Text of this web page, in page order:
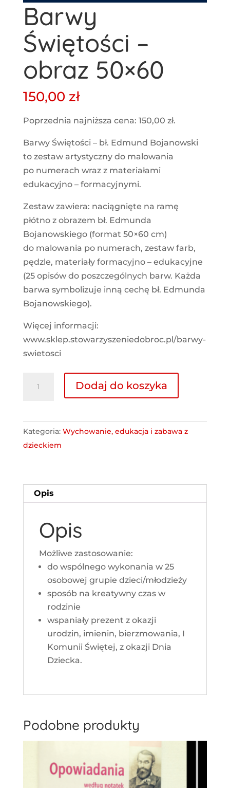
Barwy
Świętości –
obraz 50×60
150,00 zł
Poprzednia najniższa cena: 150,00 zł.
Barwy Świętości – bł. Edmund Bojanowski
to zestaw artystyczny do malowania
po numerach wraz z materiałami
edukacyjno – formacyjnymi.
Zestaw zawiera: naciągnięte na ramę
płótno z obrazem bł. Edmunda
Bojanowskiego (format 50×60 cm)
do malowania po numerach, zestaw farb,
pędzle, materiały formacyjno – edukacyjne
(25 opisów do poszczególnych barw. Każda
barwa symbolizuje inną cechę bł. Edmunda
Bojanowskiego).
Więcej informacji:
www.sklep.stowarzyszeniedobroc.pl/barwy-
swietosci
-
obraz
50x60
Dodaj do koszyka
Kategoria: Wychowanie, edukacja i zabawa z
dzieckiem
Opis
Opis
Możliwe zastosowanie:
do wspólnego wykonania w 25
osobowej grupie dzieci/młodzieży
sposób na kreatywny czas w
rodzinie
wspaniały prezent z okazji
urodzin, imienin, bierzmowania, I
Komunii Świętej, z okazji Dnia
Dziecka.
Podobne produkty